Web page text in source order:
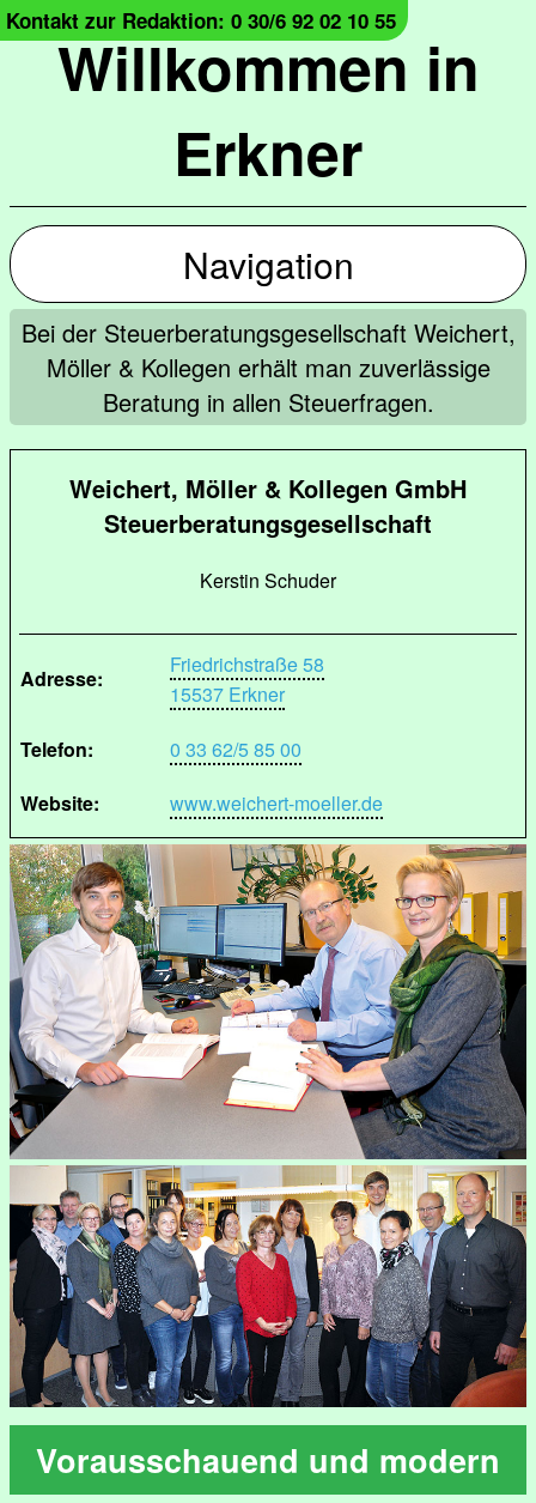
Willkommen in
Erkner
Kontakt zur Redaktion: 0 30/6 92 02 10 55
Navigation
Bei der Steuerberatungsgesellschaft Weichert,
Möller & Kollegen erhält man zuverlässige
Beratung in allen Steuerfragen.
Weichert, Möller & Kollegen GmbH
Steuerberatungsgesellschaft
Kerstin Schuder
Adresse:
Friedrichstraße 58
15537 Erkner
Telefon:
0 33 62/5 85 00
Website:
www.weichert-moeller.de
Vorausschauend und modern